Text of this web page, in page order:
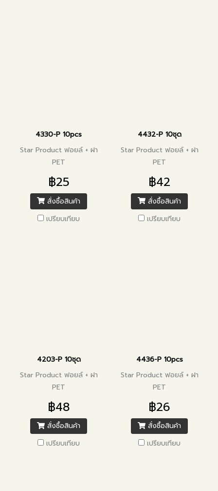
4330-P 10pcs
Star Product ฟอยล์ + ฝา
PET
฿25
สั่งซื้อสินค้า
เปรียบเทียบ
4432-P 10ชุด
Star Product ฟอยล์ + ฝา
PET
฿42
สั่งซื้อสินค้า
เปรียบเทียบ
4203-P 10ชุด
Star Product ฟอยล์ + ฝา
PET
฿48
สั่งซื้อสินค้า
เปรียบเทียบ
4436-P 10pcs
Star Product ฟอยล์ + ฝา
PET
฿26
สั่งซื้อสินค้า
เปรียบเทียบ